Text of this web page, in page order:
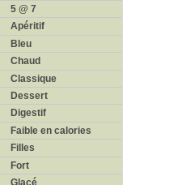
5 @ 7
Apéritif
Bleu
Chaud
Classique
Dessert
Digestif
Faible en calories
Filles
Fort
Glacé